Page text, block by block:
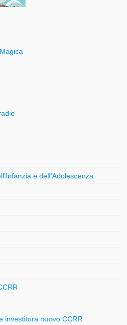
e dell'Adolescenza
investitura nuovo CCRR